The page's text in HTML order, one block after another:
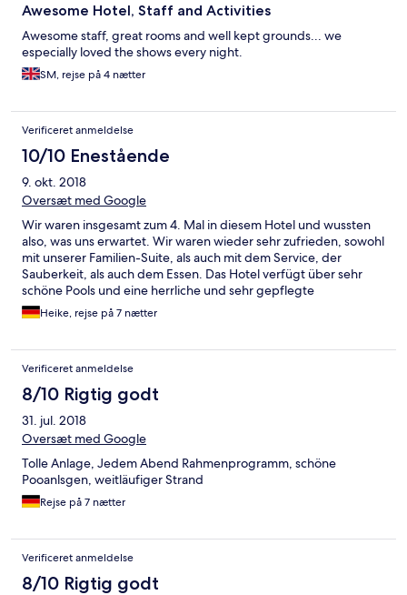
Awesome Hotel, Staff and Activities
Awesome staff, great rooms and well kept grounds... we
especially loved the shows every night.
SM, rejse på 4 nætter
Verificeret anmeldelse
10/10 Enestående
9. okt. 2018
Oversæt med Google
Wir waren insgesamt zum 4. Mal in diesem Hotel und wussten
also, was uns erwartet. Wir waren wieder sehr zufrieden, sowohl
mit unserer Familien-Suite, als auch mit dem Service, der
Sauberkeit, als auch dem Essen. Das Hotel verfügt über sehr
schöne Pools und eine herrliche und sehr gepflegte
Gartenanlage. Das Ambiente begeistert, da man immer wieder
auf "Kleinigkeiten" stößt, die dieses Hotel von anderen Anlagen
oder Retaurants beispielsweise echte Pflanzen als Deko
aufgestellt oder es werden in den Nachmittagsstunden am Pool
gefrorene Lavendeltücher zur Abkühlung ausgereicht. Einziges
Manko ist, dass man das Fitness-Center nur gegen Gebühr
nutzen kann. Das Hotel ist uneingeschränkt zu empfehlen. Dies
hatten wir bereits im Vorab gegenüber Freunden getan, die bei
Heike, rejse på 7 nætter
Verificeret anmeldelse
8/10 Rigtig godt
31. jul. 2018
Oversæt med Google
Tolle Anlage, Jedem Abend Rahmenprogramm, schöne
Pooanlsgen, weitläufiger Strand
Rejse på 7 nætter
Verificeret anmeldelse
8/10 Rigtig godt